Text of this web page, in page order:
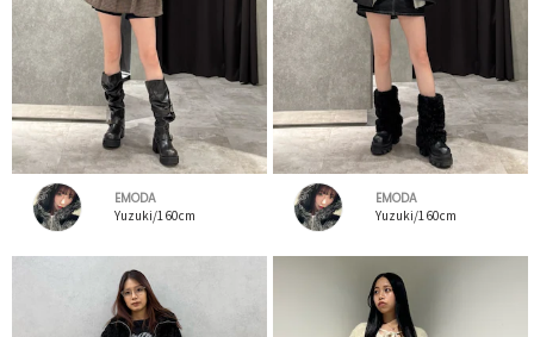
EMODA
Yuzuki/160cm
EMODA
Yuzuki/160cm